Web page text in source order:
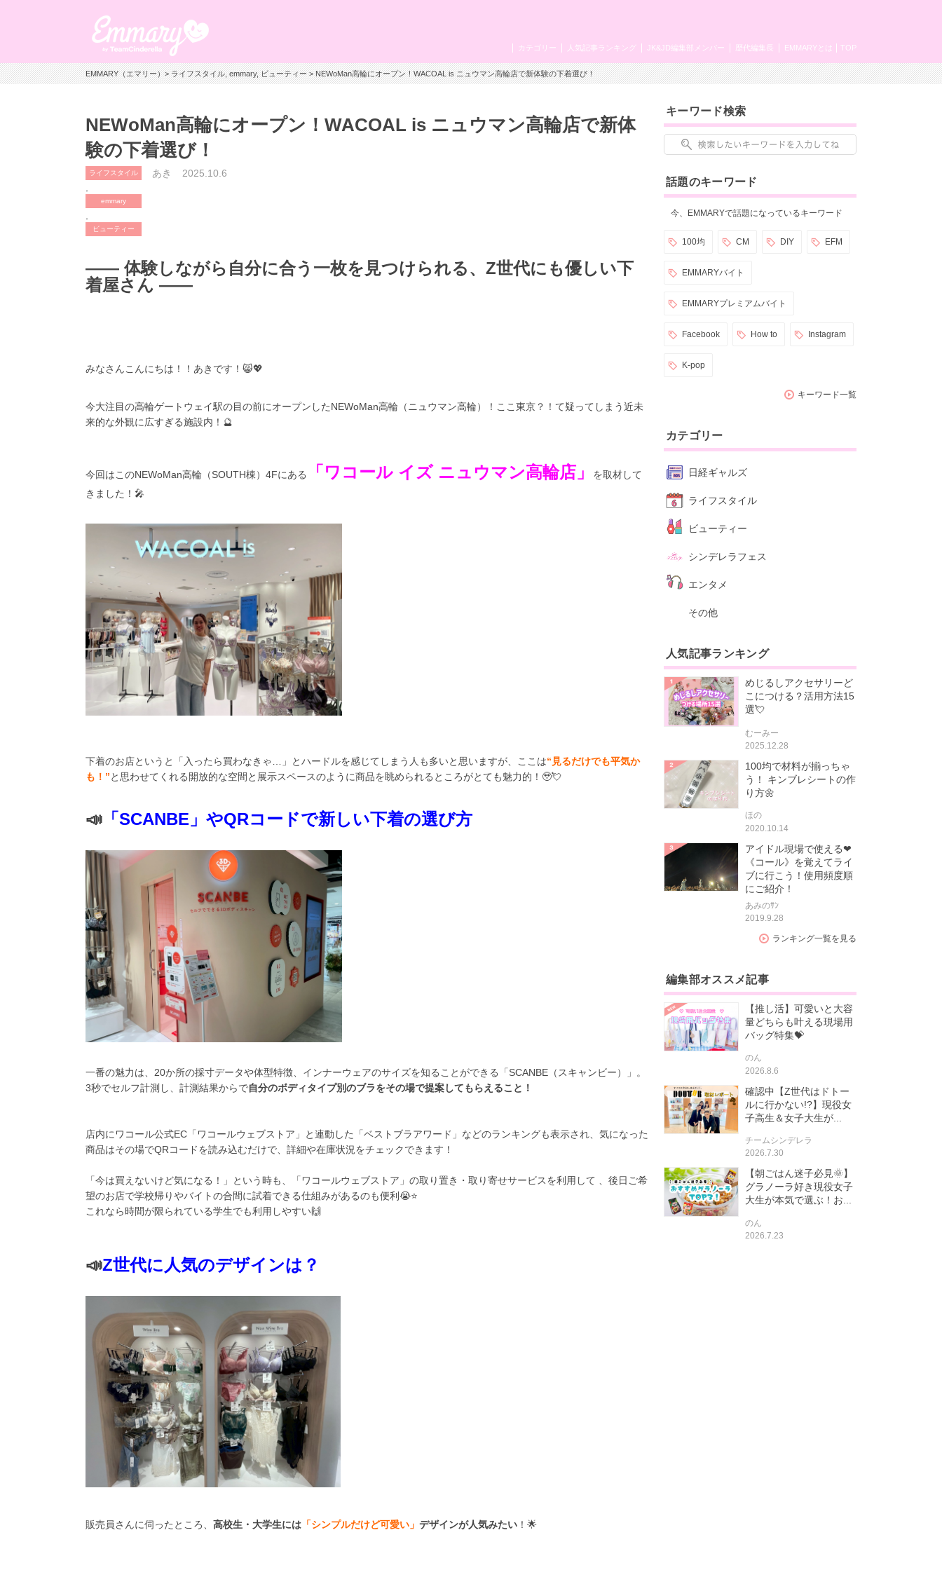
TOP
EMMARYとは
歴代編集長
JK&JD編集部メンバー
人気記事ランキング
カテゴリー
EMMARY（エマリー）>ライフスタイル,emmary,ビューティー> NEWoMan高輪にオープン！WACOAL is ニュウマン高輪店で新体験の下着選び！
NEWoMan高輪にオープン！WACOAL is ニュウマン高輪店で新体
験の下着選び！
ライフスタイル
emmary
ビューティー
あき 2025.10.6
―― 体験しながら自分に合う一枚を見つけられる、Z世代にも優しい下
着屋さん ――
みなさんこんにちは！！あきです！😸💖
今大注目の高輪ゲートウェイ駅の目の前にオープンしたNEWoMan高輪（ニュウマン高輪）！ここ東京？！て疑ってしまう近未
来的な外観に広すぎる施設内！🔮
今回はこのNEWoMan高輪（SOUTH棟）4Fにある 「 ワコール イズ ニュウマン高輪店 」
を取材して
きました！🎤
下着のお店というと「入ったら買わなきゃ…」とハードルを感じてしまう人も多いと思いますが、ここは“見るだけでも平気か
も！”と思わせてくれる開放的な空間と展示スペースのように商品を眺められるところがとても魅力的！🥹💘
📣 「SCANBE」やQRコードで新しい下着の選び方
一番の魅力は、20か所の採寸データや体型特徴、インナーウェアのサイズを知ることができる 「SCANBE（スキャンビー）」
。
3秒でセルフ計測 し、 計測結果からで自分のボディタイプ別のブラをその場で提案してもらえること！
店内に ワコール公式EC「ワコールウェブストア」と連動した
「ベストブラアワード」などのランキングも表示され、気になった
商品はその場でQRコードを読み込むだけで、詳細や在庫状況をチェックできます！
「今は買えないけど気になる！」という時も、 「ワコールウェブストア」 の取り置き・取り寄せサービスを利用して
、後日ご希
望のお店で学校帰りやバイトの合間に試着できる仕組みがあるのも便利😭⭐️
これなら時間が限られている学生でも利用しやすい🙌
📣Z世代に人気のデザインは？
販売員さんに伺ったところ、 高校生・大学生には 「シンプルだけど可愛い」 デザインが人気みたい ！🌟
キーワード検索
話題のキーワード
今、EMMARYで話題になっているキーワード
100均 CM DIY EFM
EMMARYバイト
EMMARYプレミアムバイト
Facebook How to Instagram
K-pop
キーワード一覧
カテゴリー
日経ギャルズ
ライフスタイル
ビューティー
シンデレラフェス
エンタメ
その他
人気記事ランキング
めじるしアクセサリーど
こにつける？活用方法15
選💘
むーみー
2025.12.28
100均で材料が揃っちゃ
う！ キンブレシートの作
り方🌼
ほの
2020.10.14
アイドル現場で使える❤
《コール》を覚えてライ
ブに行こう！使用頻度順
にご紹介！
あみのｻﾝ
2019.9.28
ランキング一覧を見る
編集部オススメ記事
【推し活】可愛いと大容
量どちらも叶える現場用
バッグ特集💝
のん
2026.8.6
確認中【Z世代はドトー
ルに行かない!?】現役女
子高生＆女子大生が...
チームシンデレラ
2026.7.30
【朝ごはん迷子必見🌞】
グラノーラ好き現役女子
大生が本気で選ぶ！お...
のん
2026.7.23